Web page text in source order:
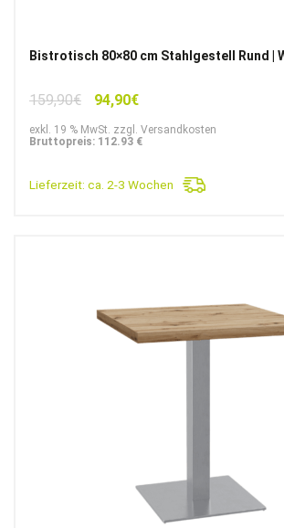
Bistrotisch 80×80 cm Stahlgestell Rund |
159,90€
Ursprünglicher
war:
94,90€Aktueller
ist:
exkl. 19 % MwSt. zzgl. Versandkosten
Bruttopreis: 112.93 €
Lieferzeit: ca. 2-3 Wochen